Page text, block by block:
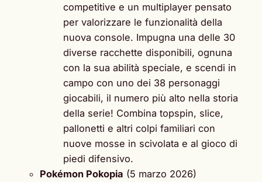
competitive e un multiplayer pensato
per valorizzare le funzionalità della
nuova console. Impugna una delle 30
diverse racchette disponibili, ognuna
con la sua abilità speciale, e scendi in
campo con uno dei 38 personaggi
giocabili, il numero più alto nella storia
della serie! Combina topspin, slice,
pallonetti e altri colpi familiari con
nuove mosse in scivolata e al gioco di
piedi difensivo.
Pokémon Pokopia (5 marzo 2026)